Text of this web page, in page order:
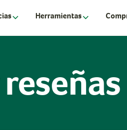
Herramientas